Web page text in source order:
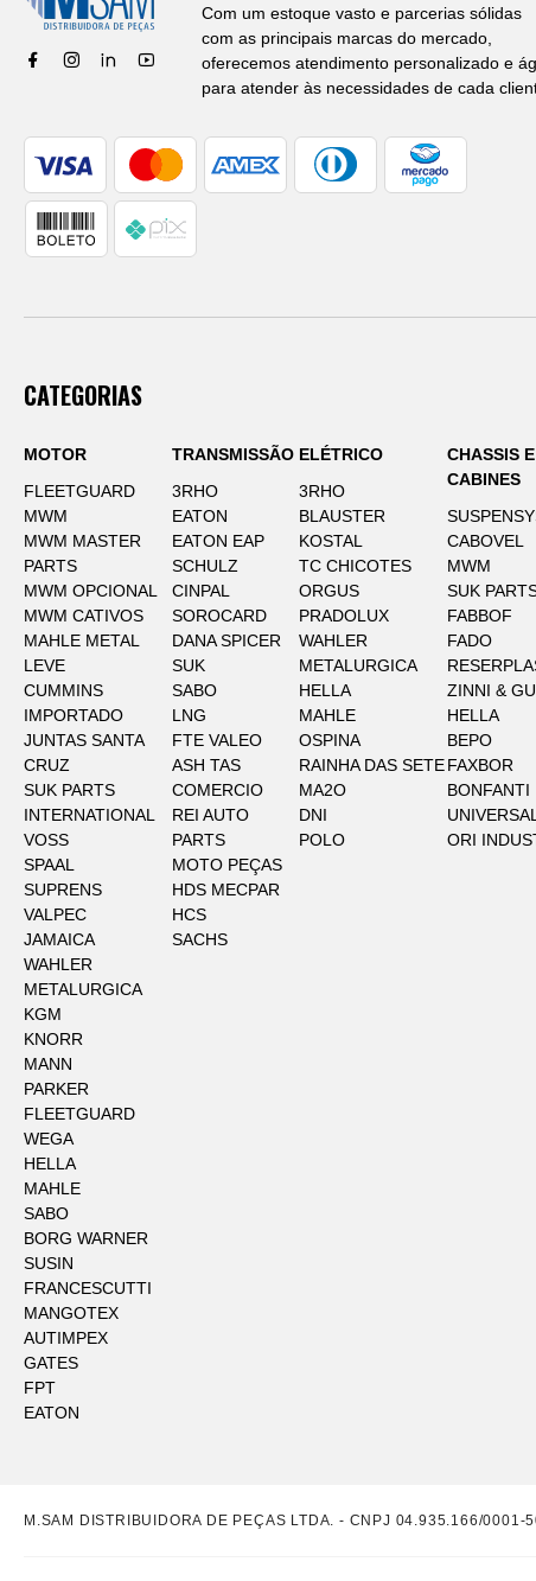
Com um estoque vasto e parcerias sólidas
com as principais marcas do mercado,
oferecemos atendimento personalizado e
para atender às necessidades de cada
CATEGORIAS
MOTOR
FLEETGUARD
MWM
MWM MASTER
PARTS
MWM OPCIONAL
MWM CATIVOS
MAHLE METAL
LEVE
CUMMINS
IMPORTADO
JUNTAS SANTA
CRUZ
SUK PARTS
INTERNATIONAL
VOSS
SPAAL
SUPRENS
VALPEC
JAMAICA
WAHLER
METALURGICA
KGM
KNORR
MANN
PARKER
FLEETGUARD
WEGA
HELLA
MAHLE
SABO
BORG WARNER
SUSIN
FRANCESCUTTI
MANGOTEX
AUTIMPEX
GATES
FPT
EATON
TRANSMISSÃO
3RHO
EATON
EATON EAP
SCHULZ
CINPAL
SOROCARD
DANA SPICER
SUK
SABO
LNG
FTE VALEO
ASH TAS
COMERCIO
REI AUTO
PARTS
MOTO PEÇAS
HDS MECPAR
HCS
SACHS
ELÉTRICO
3RHO
BLAUSTER
KOSTAL
TC CHICOTES
ORGUS
PRADOLUX
WAHLER
METALURGICA
HELLA
MAHLE
OSPINA
RAINHA DAS SETE
MA2O
DNI
POLO
CHASSIS E
CABINES
CABOVEL
MWM
SUK
FABBOF
FADO
ZINNI &
HELLA
BEPO
FAXBOR
BONFANTI
ORI
M.SAM DISTRIBUIDORA DE PEÇAS LTDA. - CNPJ 04.935.166/0001-